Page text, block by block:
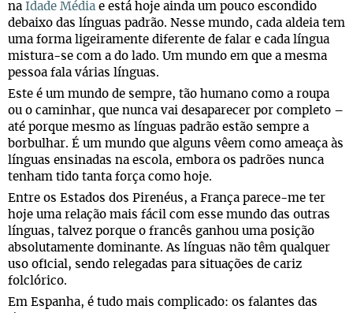
na Idade Média e está hoje ainda um pouco escondido
debaixo das línguas padrão. Nesse mundo, cada aldeia tem
uma forma ligeiramente diferente de falar e cada língua
mistura-se com a do lado. Um mundo em que a mesma
pessoa fala várias línguas.
Este é um mundo de sempre, tão humano como a roupa
ou o caminhar, que nunca vai desaparecer por completo –
até porque mesmo as línguas padrão estão sempre a
borbulhar. É um mundo que alguns vêem como ameaça às
línguas ensinadas na escola, embora os padrões nunca
tenham tido tanta força como hoje.
Entre os Estados dos Pirenéus, a França parece-me ter
hoje uma relação mais fácil com esse mundo das outras
línguas, talvez porque o francês ganhou uma posição
absolutamente dominante. As línguas não têm qualquer
uso oficial, sendo relegadas para situações de cariz
folclórico.
Em Espanha, é tudo mais complicado: os falantes das